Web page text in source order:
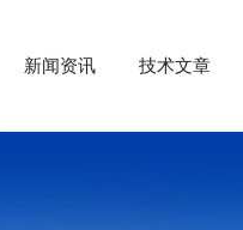
新闻资讯 技术文章